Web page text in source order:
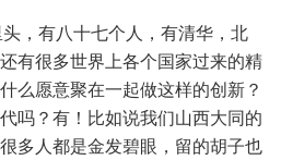
，有八十七个人，有清华，北
有很多世界上各个国家过来的精
么愿意聚在一起做这样的创新？
吗？有！比如说我们山西大同的
多人都是金发碧眼，留的胡子也